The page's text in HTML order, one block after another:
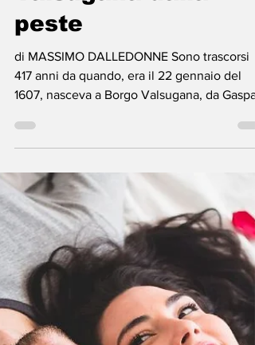
21 feb 2024
Girolamo
Bertondelli: il
medico che salvò la
Valsugana dalla
peste
di MASSIMO DALLEDONNE Sono trascorsi
417 anni da quando, era il 22 gennaio del
1607, nasceva a Borgo Valsugana, da
e Anna...